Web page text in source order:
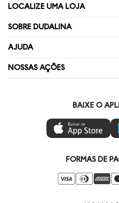
LOCALIZE UMA LOJA
SOBRE DUDALINA
Quem Somos
Nossas Lojas
Ética e Sustentabilidade
AJUDA
Perguntas Frequentes
Troca e Devoluções
Regulamentos
Compre pelo Whatsapp
NOSSAS AÇÕES
Mastercard
Azul Fidelidade
Venda Corporativa
Super Friday
BAIXE O
FORMAS DE